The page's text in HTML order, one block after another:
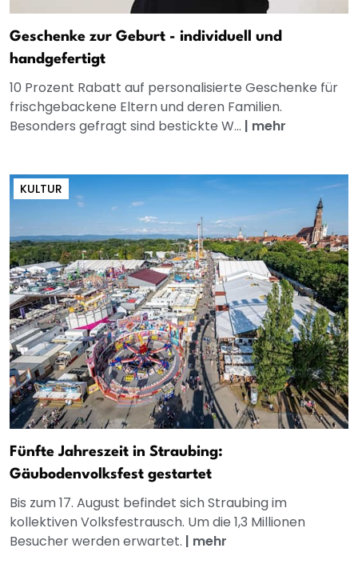
Geschenke zur Geburt - individuell und
handgefertigt
10 Prozent Rabatt auf personalisierte Geschenke für
frischgebackene Eltern und deren Familien.
Besonders gefragt sind bestickte W... | mehr
KULTUR
Fünfte Jahreszeit in Straubing:
Gäubodenvolksfest gestartet
Bis zum 17. August befindet sich Straubing im
kollektiven Volksfestrausch. Um die 1,3 Millionen
Besucher werden erwartet. | mehr